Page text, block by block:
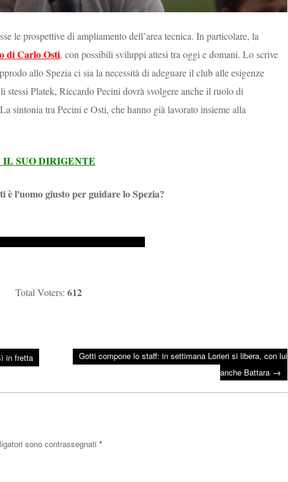
le prospettive di ampliamento dell’area tecnica. In particolare, la
di Carlo Osti, con possibili sviluppi attesi tra oggi e domani. Lo scrive
allo Spezia ci sia la necessità di adeguare il club alle esigenze
stessi Platek, Riccardo Pecini dovrà svolgere anche il ruolo di
sintonia tra Pecini e Osti, che hanno già lavorato insieme alla
SUO DIRIGENTE
è l'uomo giusto per guidare lo Spezia?
Total Voters:612
in fretta
Gotti compone lo staff: in settimana Lorieri si libera, con lui
anche Battara →
sono contrassegnati *